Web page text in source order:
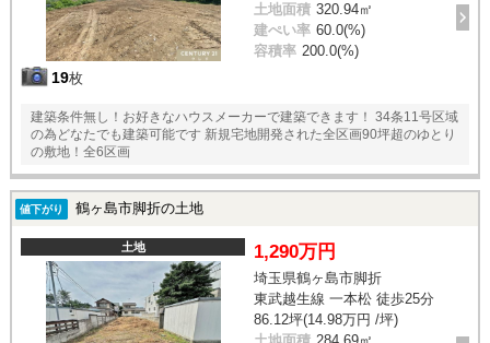
19枚
土地面積 320.94㎡
建ぺい率 60.0(%)
容積率 200.0(%)
建築条件無し！お好きなハウスメーカーで建築できます！ 34条11号区域
の為どなたでも建築可能です 新規宅地開発された全区画90坪超のゆとり
の敷地！全6区画
値下がり 鶴ヶ島市脚折の土地
土地 1,290万円
埼玉県鶴ヶ島市脚折
東武越生線 一本松 徒歩25分
86.12坪(14.98万円 /坪)